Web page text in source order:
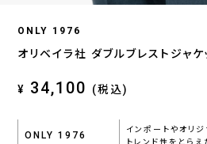
ONLY 1976
オリベイラ社 ダブルブレストジャケ
¥ 34,100 (税込)
ONLY 1976
インポートやオリ